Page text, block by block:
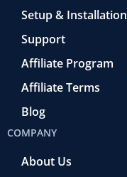
Setup & Installation
Support
Affiliate Program
Affiliate Terms
Blog
COMPANY
About Us